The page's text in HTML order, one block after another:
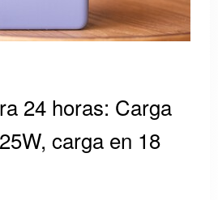
24 horas: Carga
carga en 18